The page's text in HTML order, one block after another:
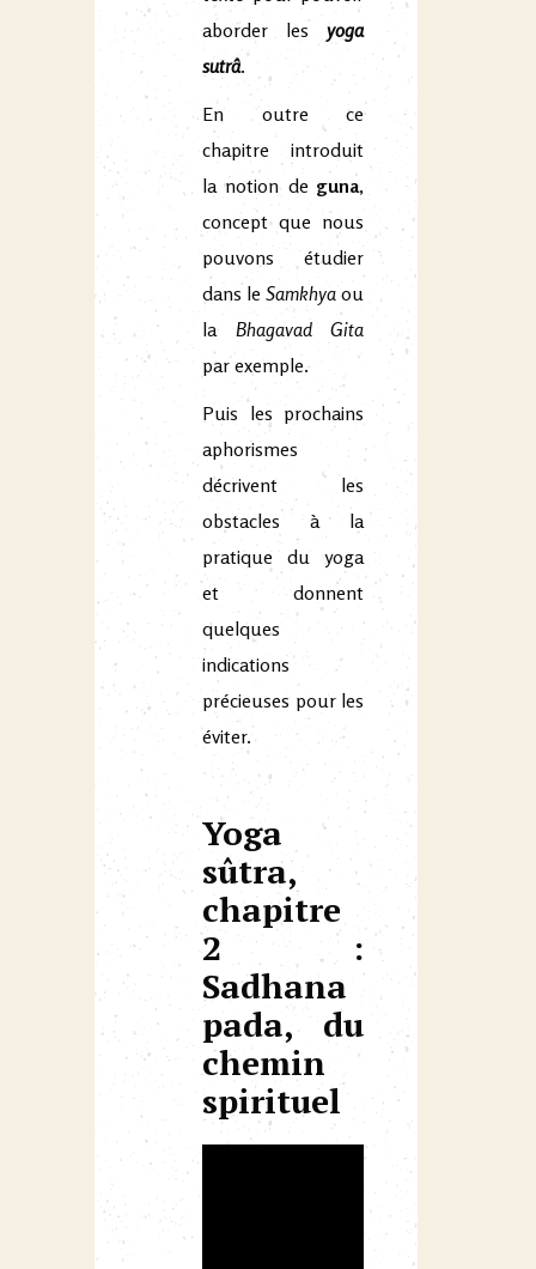
aborder les yoga
sutrâ.
En outre ce
chapitre introduit
la notion de guna,
concept que nous
pouvons étudier
dans le Samkhya ou
la Bhagavad Gita
par exemple.
Puis les prochains
aphorismes
décrivent les
obstacles à la
pratique du yoga
et donnent
quelques
indications
précieuses pour les
éviter.
Yoga
sûtra,
chapitre
2 :
Sadhana
pada, du
chemin
spirituel